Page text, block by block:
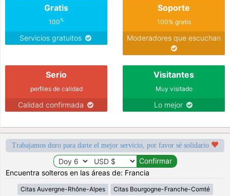
Gratis
100%
Servicios gratuitos
Soporte
100% gratis
Moderadores que escuchan
Serio
perfiles de calidad
Calidad confirmada
Visitantes
Muy visitado
Lo mejor
Trabajamos duro para darte el mejor servicio, por favor sé solidario
Encuentra solteros en las áreas de: Francia
Citas Auvergne-Rhône-Alpes Citas Bourgogne-Franche-Comté